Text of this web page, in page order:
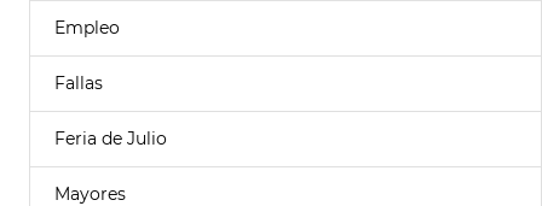
Empleo
Fallas
Feria de Julio
Mayores